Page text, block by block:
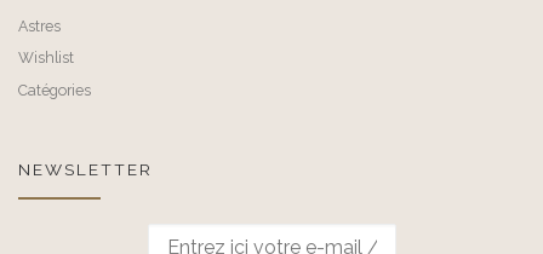
Astres
Wishlist
Catégories
NEWSLETTER